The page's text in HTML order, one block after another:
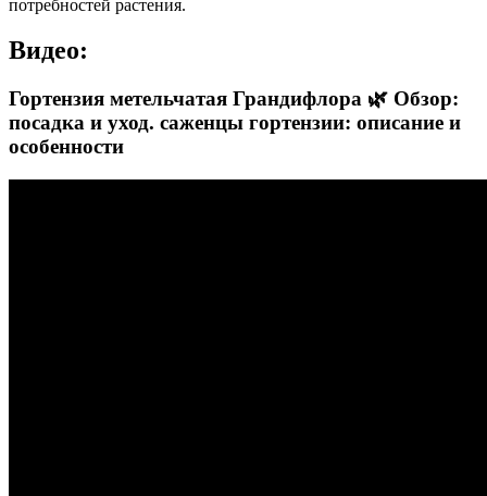
потребностей растения.
Видео:
Гортензия метельчатая Грандифлора 🌿 Обзор:
посадка и уход. саженцы гортензии: описание и
особенности